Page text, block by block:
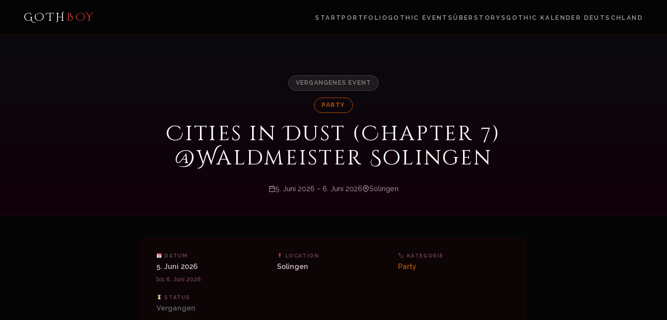
GOTHBOY START PORTFOLIO GOTHIC EVENTSÜBER STORYSGOTHIC KALENDER DEUTSCHLAND
VERGANGENES EVENT
PARTY
Cities in Dust (Chapter 7)
@Waldmeister Solingen
5. Juni 2026 – 6. Juni 2026 Solingen
DATUM
5. Juni 2026
bis 6. Juni 2026
LOCATION
Solingen
🏷 KATEGORIE
Party
STATUS
Vergangen